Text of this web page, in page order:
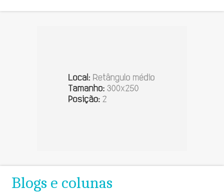
Blogs e colunas